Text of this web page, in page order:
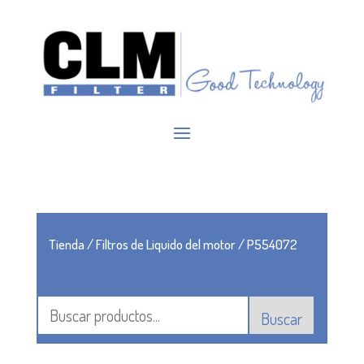
Tienda/Filtros de Liquido del motor/ P554072
Buscar